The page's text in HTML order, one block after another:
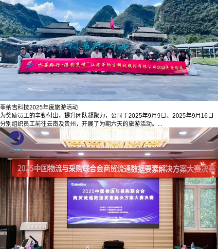
莘纳吉科技2025年度旅游活动
为奖励员工的辛勤付出，提升团队凝聚力，公司于2025年9月9日、2025年9月16日
分别组织员工前往云南及贵州，开展了为期六天的旅游活动。...